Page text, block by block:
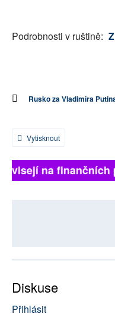
Podrobnosti v ruštině:
Rusko za Vladimíra
Vytisknout
na finančních
Diskuse
Přihlásit